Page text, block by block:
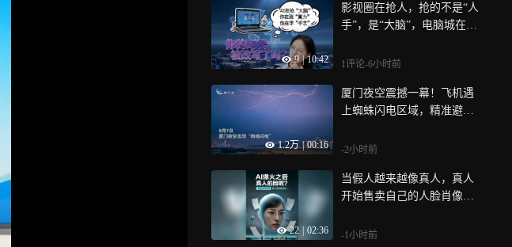
9 | 10:42
影视圈在抢人，抢的不是“人
手”，是“大脑”，电脑城在涨
力，高分考生主动转投中职
是AI替代不了的手艺，这个
夏天，AI正在改写每个人的
一场无声的价值重估正在发
1评论-6小时前
1.2万 | 00:16
厦门夜空震撼一幕！飞机遇
上蜘蛛闪电区域，精准避开
-2小时前
22 02:36
当假人越来越像真人，真人
开始售卖自己的人脸肖像，
护？好故事成就虚拟人物，
-1小时前